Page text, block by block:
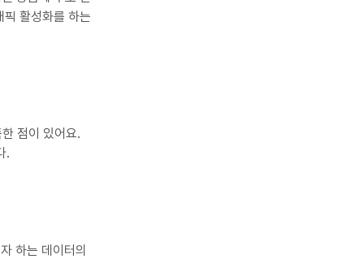
활성화를 하는
점이 있어요.
.
하는 데이터의